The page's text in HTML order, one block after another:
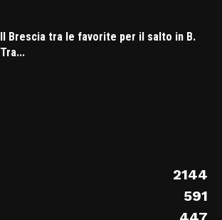
Il Brescia tra le favorite per il salto in B.
Tra...
2144
591